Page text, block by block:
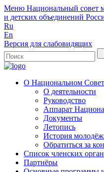
Меню Национальный совет
и детских объединений
Ru
En
Версия для слабовидящих
О Национальном
О деятельности
Руководство
Аппарат
Документы
Летопись
История
Обратиться за
Список членских
Партнёры